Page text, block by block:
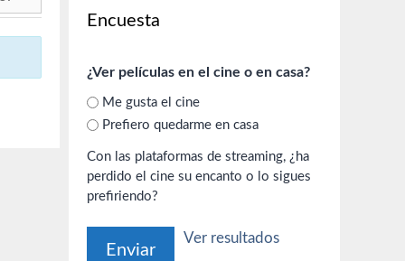
Encuesta
¿Ver películas en el cine o en casa?
Me gusta el cine
Prefiero quedarme en casa
Con las plataformas de streaming, ¿ha
perdido el cine su encanto o lo sigues
prefiriendo?
Ver resultados